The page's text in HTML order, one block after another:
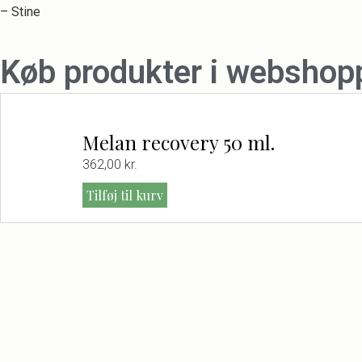
– Stine
Køb produkter i
Melan recovery 50 ml.
362,00 kr.
Tilføj til kurv